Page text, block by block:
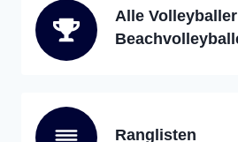
Alle
Ranglisten